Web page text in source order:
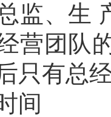
监、生
营团队
只有总
间